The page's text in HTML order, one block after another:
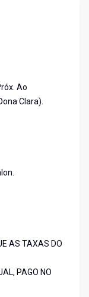
Ao
Clara).
AS TAXAS DO
PAGO NO